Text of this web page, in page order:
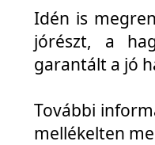
Idén is
jórészt, a
garantált a jó
További
mellékelten